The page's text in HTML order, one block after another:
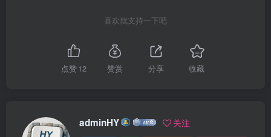
喜欢就支持一下吧
点赞12 赞赏 分享 收藏
adminHY 关注